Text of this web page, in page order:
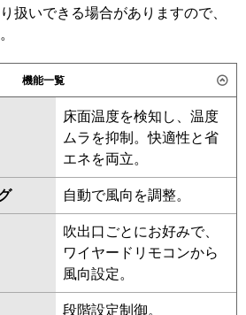
RCIS-GP80RSHPJ11
SZRK80BCVD
RSSB08033JXU
RSSB08033JX
ASSB08057JM ASSB08057JX
PMZX-ERMP80SFE5
PMZX-
ERMP80SF5 PMZX-ERMP80SFE4
ERMP80SF3 PMZX-
PMZX-
ERMP80SFE2 PMZX-ERMP80SF2
PMZX-ERMP80SFZ PMZX-
ERMP80SFEZ PMZX-
PMZX-ERMP80SFY
扱いできる場合がありますので、
機能一覧
床面温度を検知し、温度
ムラを抑制。快適性と省
エネを両立。
自動で風向を調整。
吹出口ごとにお好みで、
ワイヤードリモコンから
風向設定。
段階設定制御。